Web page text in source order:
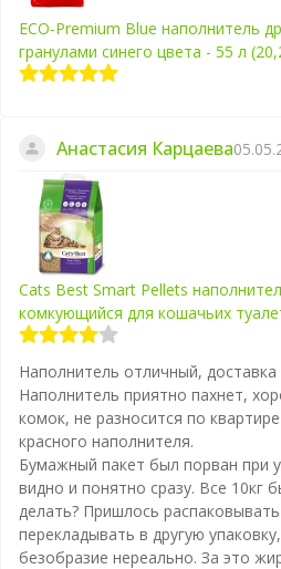
ECO-Premium Blue наполнитель
гранулами синего цвета - 55 л
Анастасия Карцаева
Cats Best Smart Pellets
комкующийся для кошачьих
Наполнитель отличный, доставка
Наполнитель приятно пахнет,
комок, не разносится по
красного наполнителя.
Бумажный пакет был порван при
видно и понятно сразу. Все 10кг
делать? Пришлось
перекладывать в другую
безобразие нереально. За это